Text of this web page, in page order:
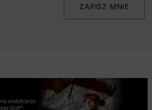
ZAPISZ MNIE